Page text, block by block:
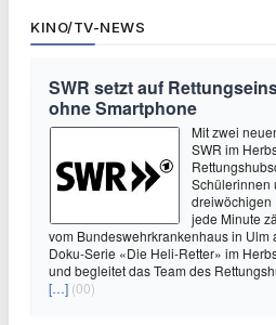
KINO/TV-NEWS
SWR setzt auf
ohne Smartphone
Mit zwei
SWR im
Schülerinnen
dreiwöchigen
jede Minute
vom Bundeswehrkrankenhaus in Ulm
Doku-Serie «Die Heli-Retter» im
und begleitet das Team des
[…] (00)